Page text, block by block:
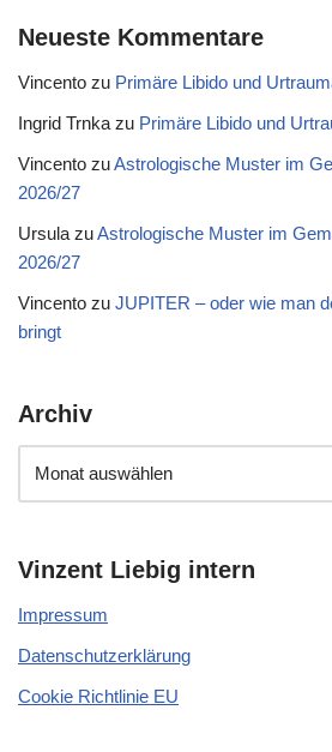
Neueste Kommentare
Vincento zu Primäre Libido und
Ingrid Trnka zu Primäre Libido und
Vincento zuAstrologische Muster im
2026/27
Ursula zuAstrologische Muster im
2026/27
Vincento zu JUPITER – oder wie man
bringt
Archiv
Vinzent Liebig intern
Impressum
Datenschutzerklärung
Cookie Richtlinie EU